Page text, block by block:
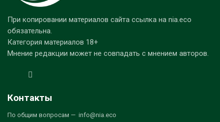
При копировании материалов сайта ссылка на nia.eco
обязательна.
Категория материалов 18+
Мнение редакции может не совпадать с мнением авторов.
Контакты
По общим вопросам — info@nia.eco